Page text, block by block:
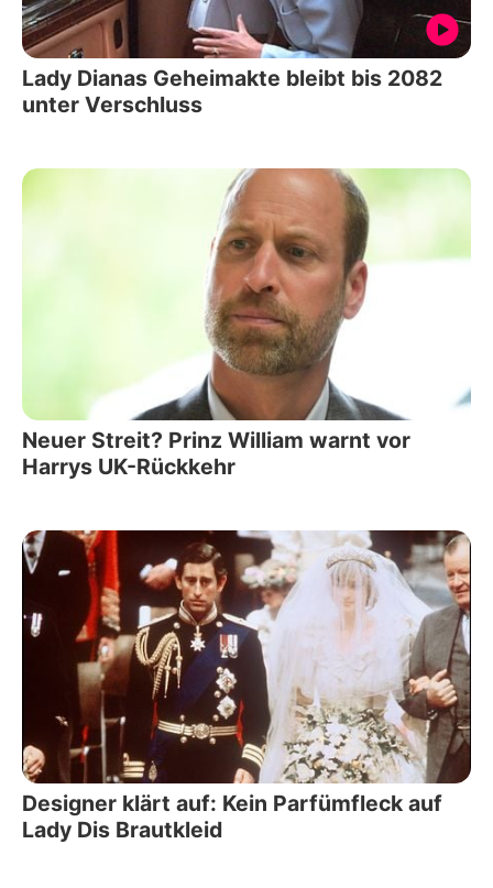
Lady Dianas Geheimakte bleibt bis 2082
unter Verschluss
Neuer Streit? Prinz William warnt vor
Harrys UK-Rückkehr
Designer klärt auf: Kein Parfümfleck auf
Lady Dis Brautkleid